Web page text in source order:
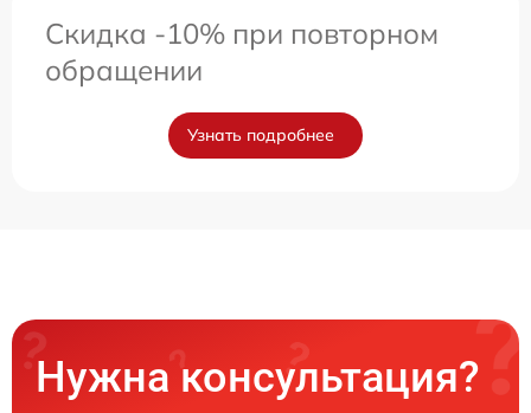
Скидка -10% при повторном
обращении
Узнать подробнее
Нужна консультация?